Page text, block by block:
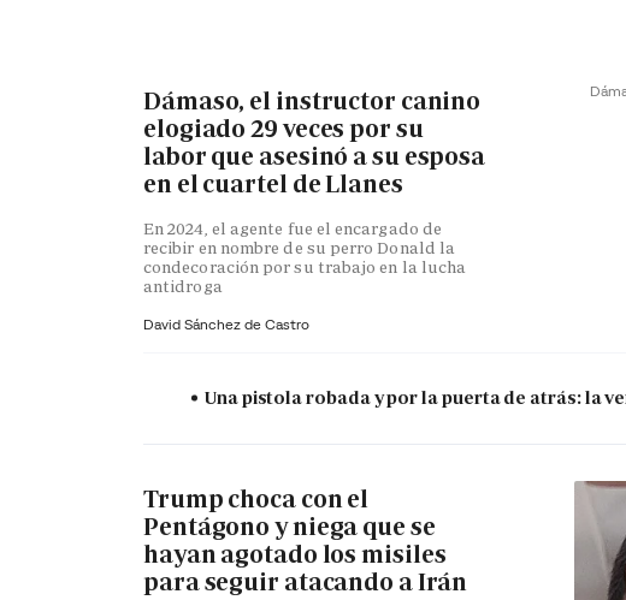
Dámaso, el instructor canino
elogiado 29 veces por su
labor que asesinó a su esposa
en el cuartel de Llanes
En 2024, el agente fue el encargado de
recibir en nombre de su perro Donald la
condecoración por su trabajo en la lucha
antidroga
David Sánchez de Castro
Una pistola robada y por la puerta de atrás: la
Trump choca con el
Pentágono y niega que se
hayan agotado los misiles
para seguir atacando a Irán